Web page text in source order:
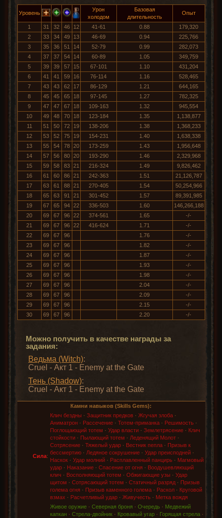
Уровень
Урон
холодом
Базовая
длительность
Опыт
1 31 32 46 12 41-61 0.88
179,320
2
33 34 49 13 46-69 0.94
225,766
3
35 36 51 14 52-79 0.99
282,073
4
37 37 54 14 60-89 1.05
349,759
5
39 39 57 15 67-101 1.10
431,204
6
41 41 59 16 76-114 1.16
528,465
7
43 43 62 17 86-129 1.21
644,165
8
45 45 65 18 97-145 1.27
782,325
9
47 47 67 18 109-163 1.32
945,554
10
49 48 70 18 123-184 1.35
1,138,877
11
51 50 72 19 138-206 1.38
1,368,233
12
53 52 75 19 154-231 1.40
1,638,338
13
55 54 78 20 173-259 1.43
1,956,648
14
57 56 80 20 193-290 1.46
2,329,968
15
59 58 83 21 216-324 1.49
9,826,462
16
61 60 86 21 242-363 1.51
21,126,787
17
63 61 88 21 270-405 1.54
50,254,966
18
65 63 91 21 301-452 1.57
89,391,985
19
67 65 94 22 336-503 1.60
146,266,188
20
69 67 96 22 374-561 1.65
-/-
21
69 67 96 22 416-624 1.71
-/-
22
69 67 96 1.76
-/-
23
69 67 96 1.82
-/-
24
69 67 96 1.87
-/-
25
69 67 96 1.93
-/-
26
69 67 96 1.98
-/-
27
69 67 96 2.04
-/-
28
69 67 96 2.09
-/-
29
69 67 96 2.15
-/-
30
69 67 96 2.20 -/-
Можно получить в качестве награды за
задания:
Ведьма (Witch):
Cruel - Акт 1 - Enemy at the Gate
Тень (Shadow):
Cruel - Акт 1 - Enemy at the Gate
Камни навыков (Skills Gems):
Сила:
Клич бездны · Защитник предков· Жгучая злоба·
Аниматрон· Рассечение· Тотем-приманка· Решимость·
Поглощающий тотем · Удар власти· Землетрясение· Клич
стойкости· Пылающий тотем · Леденящий Молот·
Сотрясение· Тяжелый удар· Вестник пепла· Призыв к
бессмертию· Ледяное сокрушение· Удар преисподней·
Наскок· Удар молний· Расплавленный панцирь· Магмовый
удар· Наказание· Спасение от огня· Воодушевляющий
клич · Восполняющий тотем · Обжигающие узы · Удар
щитом · Сотрясающий тотем · Статичный разряд· Призыв
голема огня· Призыв каменного голема· Раскол· Круговой
взмах · Расчетливый удар· Живучесть· Метка вождя
Живое оружие· Северная броня · Очередь · Медвежий
капкан· Стрела-двойник· Кровавый угар· Горящая стрела·